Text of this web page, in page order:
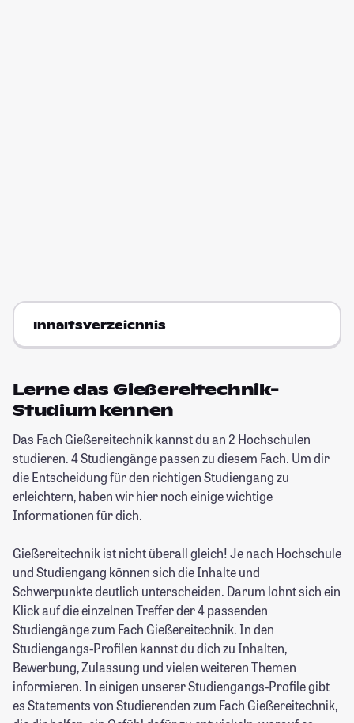
Inhaltsverzeichnis
Lerne das Gießereitechnik-
Studium kennen
Das Fach Gießereitechnik kannst du an 2 Hochschulen
studieren. 4 Studiengänge passen zu diesem Fach. Um dir
die Entscheidung für den richtigen Studiengang zu
erleichtern, haben wir hier noch einige wichtige
Informationen für dich.
Gießereitechnik ist nicht überall gleich! Je nach Hochschule
und Studiengang können sich die Inhalte und
Schwerpunkte deutlich unterscheiden. Darum lohnt sich ein
Klick auf die einzelnen Treffer der 4 passenden
Studiengänge zum Fach Gießereitechnik. In den
Studiengangs-Profilen kannst du dich zu Inhalten,
Bewerbung, Zulassung und vielen weiteren Themen
informieren. In einigen unserer Studiengangs-Profile gibt
es Statements von Studierenden zum Fach Gießereitechnik,